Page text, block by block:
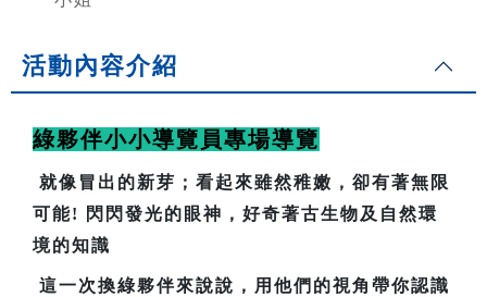
活動內容介紹
綠夥伴小小導覽員專場導覽
就像冒出的新芽；看起來雖然稚嫩，卻有著無限
可能! 閃閃發光的眼神，好奇著古生物及自然環
境的知識
這一次換綠夥伴來說說，用他們的視角帶你認識